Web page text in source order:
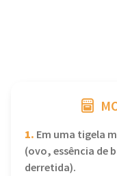
1. Em uma tigela
(ovo, essência de
derretida).